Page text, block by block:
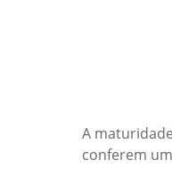
A
conferem